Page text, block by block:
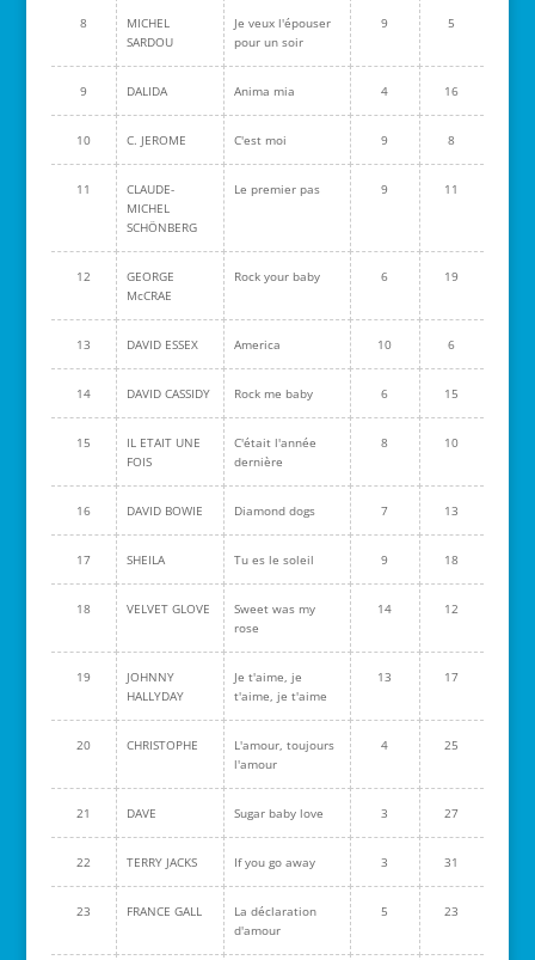
8
MICHEL
SARDOU
Je veux l'épouser
pour un soir
9 5
9 DALIDA Anima mia 4 16
10 C. JEROME C'est moi 9 8
11
CLAUDE-
MICHEL
SCHÖNBERG
Le premier pas 9 11
12
GEORGE
McCRAE
Rock your baby 6 19
13 DAVID ESSEX America 10 6
14 DAVID CASSIDY Rock me baby 6 15
15
IL ETAIT UNE
FOIS
C'était l'année
dernière
8 10
16 DAVID BOWIE Diamond dogs 7 13
17 SHEILA Tu es le soleil 9 18
18 VELVET GLOVE
Sweet was my
rose
14 12
19
JOHNNY
HALLYDAY
Je t'aime, je
t'aime, je t'aime
13 17
20 CHRISTOPHE
L'amour, toujours
l'amour
4 25
21 DAVE Sugar baby love 3 27
22 TERRY JACKS If you go away 3 31
23 FRANCE GALL
La déclaration
d'amour
5 23